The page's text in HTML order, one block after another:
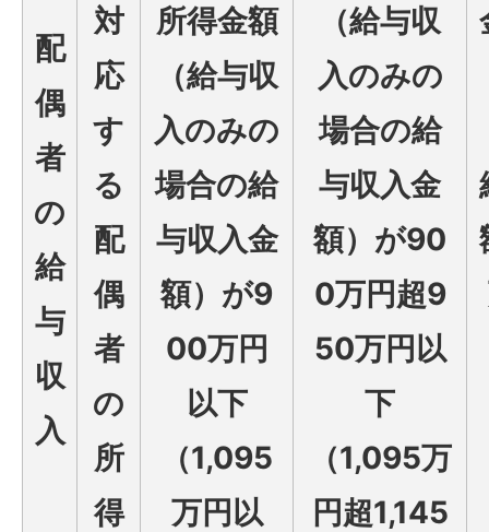
配
偶
者
の
給
与
収
入
対
応
す
る
配
偶
者
の
所
得
所得金額
（給与収
入のみの
場合の給
与収入金
額）が9
00万円
以下
（1,095
万円以
（給与収
入のみの
場合の給
与収入金
額）が90
0万円超9
50万円以
下
（1,095万
円超1,145